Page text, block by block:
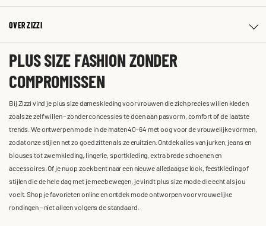
OVER ZIZZI
PLUS SIZE FASHION ZONDER
COMPROMISSEN
Bij Zizzi vind je plus size dameskleding voor vrouwen die zich precies willen kleden
zoals ze zelf willen – zonder concessies te doen aan pasvorm, comfort of de laatste
trends. We ontwerpen mode in de maten 40-64 met oog voor de vrouwelijke vormen,
zodat onze stijlen net zo goed zitten als ze eruitzien. Ontdek alles van jurken, jeans en
blouses tot zwemkleding, lingerie, sportkleding, extra brede schoenen en
accessoires. Of je nu op zoek bent naar een nieuwe alledaagse look, feestkleding of
stijlen die de hele dag met je meebewegen, je vindt plus size mode die echt als jou
voelt. Shop je favorieten online en ontdek mode ontworpen voor vrouwelijke
rondingen – niet alleen volgens de standaard.